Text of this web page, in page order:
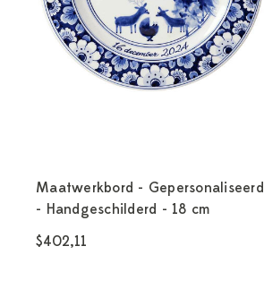
Maatwerkbord - Gepersonaliseerd
- Handgeschilderd - 18 cm
$402,11